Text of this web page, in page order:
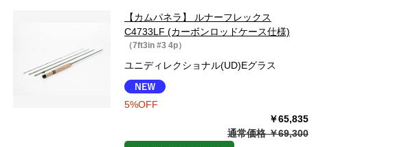
【カムパネラ】 ルナーフレックス
C4733LF (カーボンロッドケース仕様)
（7ft3in #3 4p）
ユニディレクショナル(UD)Eグラス
5%OFF
￥65,835
通常価格 ￥69,300